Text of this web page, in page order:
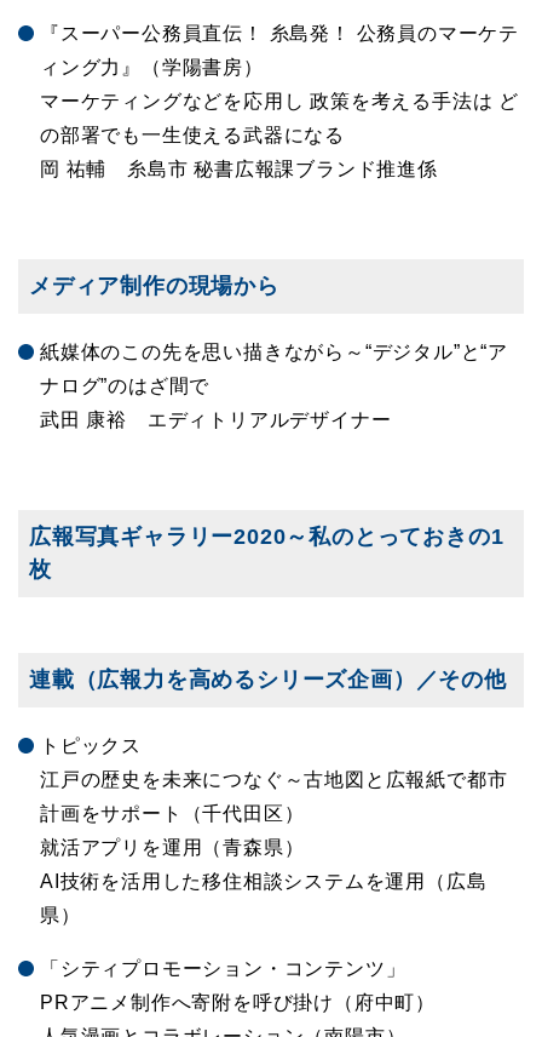
『スーパー公務員直伝！ 糸島発！ 公務員のマーケテ
ィング力』（学陽書房）
マーケティングなどを応用し 政策を考える手法は ど
の部署でも一生使える武器になる
岡 祐輔 糸島市 秘書広報課ブランド推進係
メディア制作の現場から
紙媒体のこの先を思い描きながら～“デジタル”と“ア
ナログ”のはざ間で
武田 康裕 エディトリアルデザイナー
広報写真ギャラリー2020～私のとっておきの1
枚
連載（広報力を高めるシリーズ企画）／その他
トピックス
江戸の歴史を未来につなぐ～古地図と広報紙で都市
計画をサポート（千代田区）
就活アプリを運用（青森県）
AI技術を活用した移住相談システムを運用（広島
県）
「シティプロモーション・コンテンツ」
PRアニメ制作へ寄附を呼び掛け（府中町）